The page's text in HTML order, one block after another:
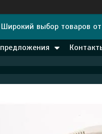
Широкий выбор товаров